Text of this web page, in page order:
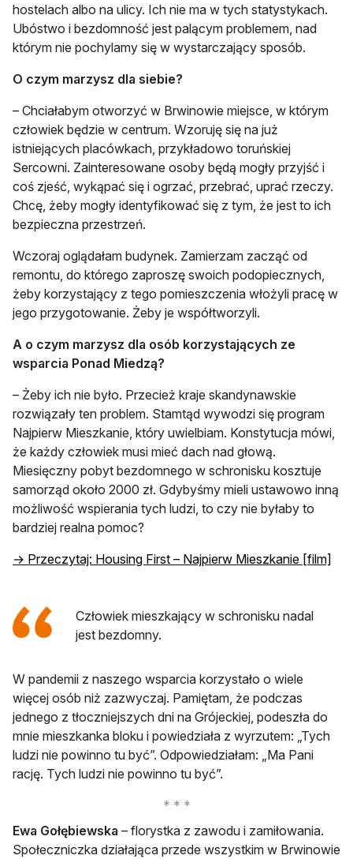
hostelach albo na ulicy. Ich nie ma w tych statystykach.
Ubóstwo i bezdomność jest palącym problemem, nad
którym nie pochylamy się w wystarczający sposób.
O czym marzysz dla siebie?
– Chciałabym otworzyć w Brwinowie miejsce, w którym
człowiek będzie w centrum. Wzoruję się na już
istniejących placówkach, przykładowo toruńskiej
Sercowni. Zainteresowane osoby będą mogły przyjść i
coś zjeść, wykąpać się i ogrzać, przebrać, uprać rzeczy.
Chcę, żeby mogły identyfikować się z tym, że jest to ich
bezpieczna przestrzeń.
Wczoraj oglądałam budynek. Zamierzam zacząć od
remontu, do którego zaproszę swoich podopiecznych,
żeby korzystający z tego pomieszczenia włożyli pracę w
jego przygotowanie. Żeby je współtworzyli.
A o czym marzysz dla osób korzystających ze
wsparcia Ponad Miedzą?
– Żeby ich nie było. Przecież kraje skandynawskie
rozwiązały ten problem. Stamtąd wywodzi się program
Najpierw Mieszkanie, który uwielbiam. Konstytucja mówi,
że każdy człowiek musi mieć dach nad głową.
Miesięczny pobyt bezdomnego w schronisku kosztuje
samorząd około 2000 zł. Gdybyśmy mieli ustawowo inną
możliwość wspierania tych ludzi, to czy nie byłaby to
bardziej realna pomoc?
→ Przeczytaj: Housing First – Najpierw Mieszkanie [film]
Człowiek mieszkający w schronisku nadal
jest bezdomny.
W pandemii z naszego wsparcia korzystało o wiele
więcej osób niż zazwyczaj. Pamiętam, że podczas
jednego z tłoczniejszych dni na Grójeckiej, podeszła do
mnie mieszkanka bloku i powiedziała z wyrzutem: „Tych
ludzi nie powinno tu być”. Odpowiedziałam: „Ma Pani
rację. Tych ludzi nie powinno tu być”.
Ewa Gołębiewska – florystka z zawodu i zamiłowania.
Społeczniczka działająca przede wszystkim w Brwinowie